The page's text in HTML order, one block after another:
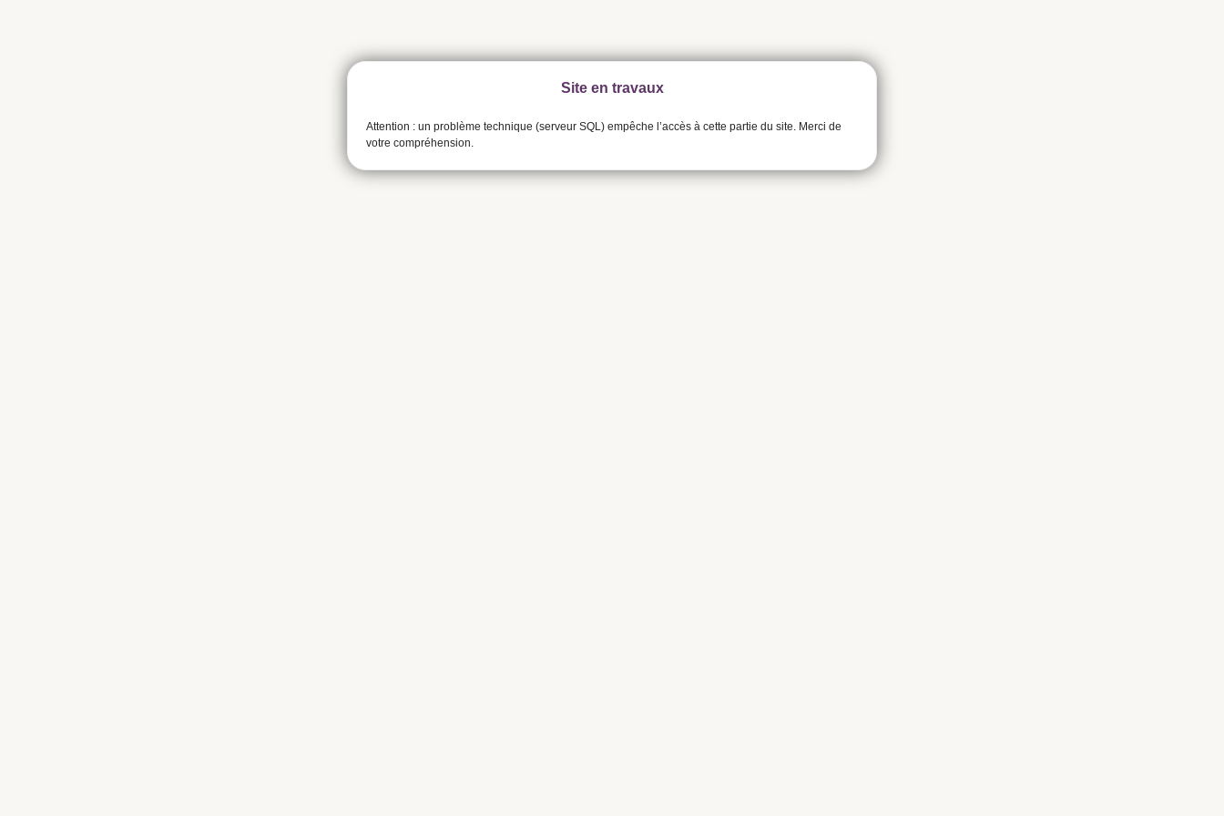
Site en travaux
Attention : un problème technique (serveur SQL) empêche l’accès à cette partie du site. Merci de
votre compréhension.